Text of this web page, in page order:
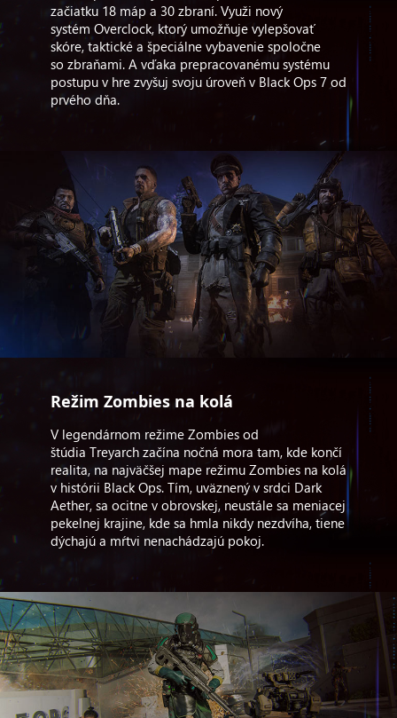
začiatku 18 máp a 30 zbraní. Využi nový
systém Overclock, ktorý umožňuje vylepšovať
skóre, taktické a špeciálne vybavenie spoločne
so zbraňami. A vďaka prepracovanému systému
postupu v hre zvyšuj svoju úroveň v Black Ops 7 od
prvého dňa.
Režim Zombies na kolá
V legendárnom režime Zombies od
štúdia Treyarch začína nočná mora tam, kde končí
realita, na najväčšej mape režimu Zombies na kolá
v histórii Black Ops. Tím, uväznený v srdci Dark
Aether, sa ocitne v obrovskej, neustále sa meniacej
pekelnej krajine, kde sa hmla nikdy nezdvíha, tiene
dýchajú a mŕtvi nenachádzajú pokoj.